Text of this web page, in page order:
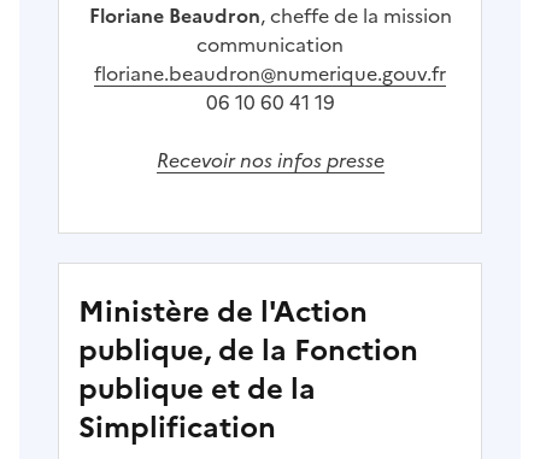
Floriane Beaudron, cheffe de la mission
communication
floriane.beaudron@numerique.gouv.fr
06 10 60 41 19
Recevoir nos infos presse
Ministère de l'Action
publique, de la Fonction
publique et de la
Simplification